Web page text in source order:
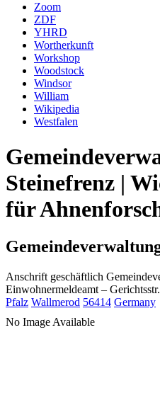
Zoom
ZDF
YHRD
Wortherkunft
Workshop
Woodstock
Windsor
William
Wikipedia
Westfalen
Steinefrenz |
für
Anschrift geschäftlich
Einwohnermeldeamt –
Pfalz Wallmerod 56414 Germany
No Image Available